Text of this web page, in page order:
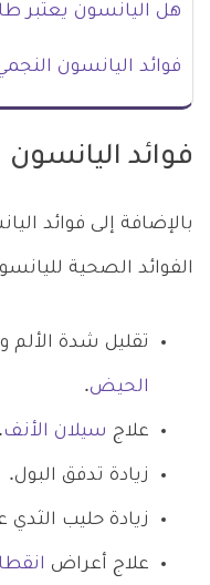
هل اليانسون يعتبر
فوائد اليانسون
فوائد اليانسون
بالإضافة إلى فوائد
الفوائد الصحية
تقليل شدة الألم
الحيض.
علاج سيلان الأنف.
زيادة تدفق البول.
زيادة حليب الثدي
علاج أعراض